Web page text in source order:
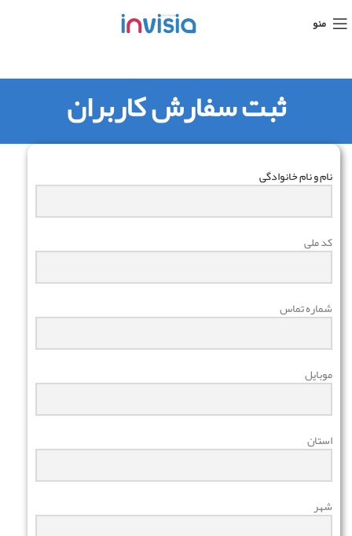
منو
ثبت سفارش کاربران
نام و نام خانوادگی
کد ملی
شماره تماس
موبایل
استان
شهر